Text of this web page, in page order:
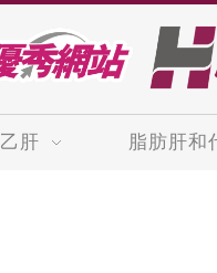
乙肝 脂肪肝和